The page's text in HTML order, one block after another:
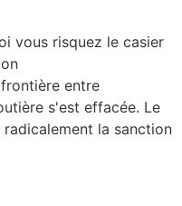
vous risquez le casier
entre
s'est effacée. Le
la sanction